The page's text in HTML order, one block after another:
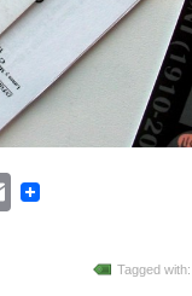
Email
Tagged with: